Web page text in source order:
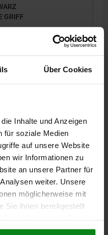
Über Cookies
Inhalte und Anzeigen
für soziale Medien
auf unsere Website
wir Informationen zu
an unsere Partner für
weiter. Unsere
möglicherweise mit
Sie ihnen bereitgestellt
GRIFF
AUSSENDURCHMESSER=125
L1=18